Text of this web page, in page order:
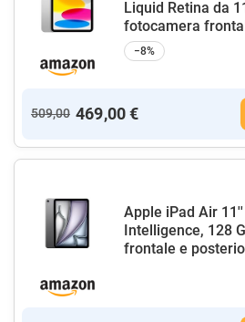
Liquid Retina da
fotocamera
−8%
509,00 469,00 €
Apple iPad Air
Intelligence, 128
frontale e